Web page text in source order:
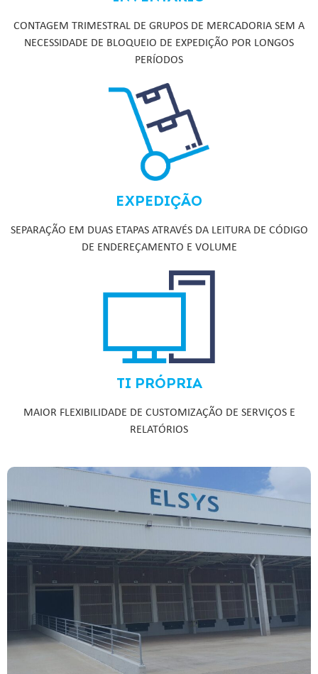
CONTAGEM TRIMESTRAL DE GRUPOS DE MERCADORIA SEM A
NECESSIDADE DE BLOQUEIO DE EXPEDIÇÃO POR LONGOS
PERÍODOS
EXPEDIÇÃO
SEPARAÇÃO EM DUAS ETAPAS ATRAVÉS DA LEITURA DE CÓDIGO
DE ENDEREÇAMENTO E VOLUME
TI PRÓPRIA
MAIOR FLEXIBILIDADE DE CUSTOMIZAÇÃO DE SERVIÇOS E
RELATÓRIOS